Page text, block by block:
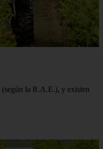
(según la R.A.E.), y existen